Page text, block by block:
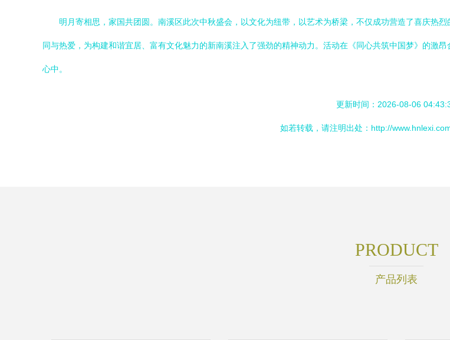
明月寄相思，家国共团圆。南溪区此次中秋盛会，以文化为纽带，以艺术为桥梁，不仅成功营造了喜庆热
同与热爱，为构建和谐宜居、富有文化魅力的新南溪注入了强劲的精神动力。活动在《同心共筑中国梦》的激
心中。
更新时间：2026-08-06
如若转载，请注明出处：http://
PRODUCT
产品列表